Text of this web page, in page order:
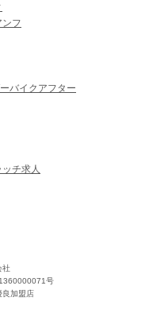
ンフ
バイクアフター
チ求人
社
号
良加盟店